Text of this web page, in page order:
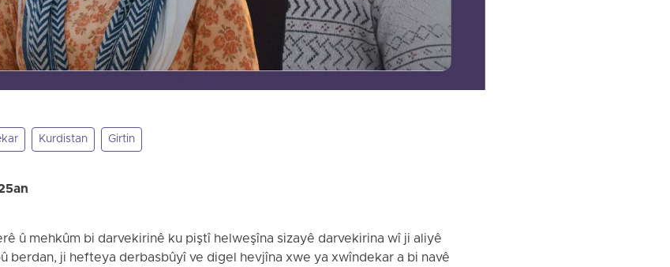
Kurdistan Girtin
û mehkûm bi darvekirinê ku piştî helweşîna sizayê darvekirina wî ji aliyê
berdan, ji hefteya derbasbûyî ve digel hevjîna xwe ya xwîndekar a bi navê